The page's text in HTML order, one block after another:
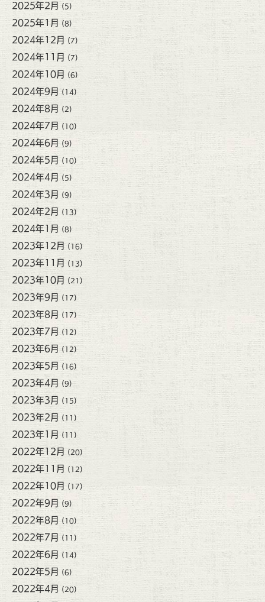
2025年2月 (5)
2025年1月 (8)
2024年12月 (7)
2024年11月 (7)
2024年10月 (6)
2024年9月 (14)
2024年8月 (2)
2024年7月 (10)
2024年6月 (9)
2024年5月 (10)
2024年4月 (5)
2024年3月 (9)
2024年2月 (13)
2024年1月 (8)
2023年12月 (16)
2023年11月 (13)
2023年10月 (21)
2023年9月 (17)
2023年8月 (17)
2023年7月 (12)
2023年6月 (12)
2023年5月 (16)
2023年4月 (9)
2023年3月 (15)
2023年2月 (11)
2023年1月 (11)
2022年12月 (20)
2022年11月 (12)
2022年10月 (17)
2022年9月 (9)
2022年8月 (10)
2022年7月 (11)
2022年6月 (14)
2022年5月 (6)
2022年4月 (20)